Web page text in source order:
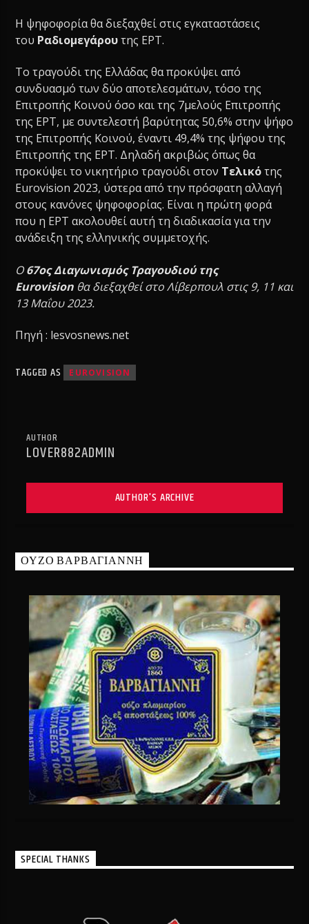
Η ψηφοφορία θα διεξαχθεί στις εγκαταστάσεις
του Ραδιομεγάρουτης ΕΡΤ.
Το τραγούδι της Ελλάδας θα προκύψει από
συνδυασμό των δύο αποτελεσμάτων, τόσο της
Επιτροπής Κοινού όσο και της 7μελούς Επιτροπής
της ΕΡΤ, με συντελεστή βαρύτητας 50,6% στην ψήφο
της Επιτροπής Κοινού, έναντι 49,4% της ψήφου της
Επιτροπής της ΕΡΤ. Δηλαδή ακριβώς όπως θα
προκύψει το νικητήριο τραγούδι στον Τελικότης
Εurovision 2023, ύστερα από την πρόσφατη αλλαγή
στους κανόνες ψηφοφορίας. Είναι η πρώτη φορά
που η ΕΡΤ ακολουθεί αυτή τη διαδικασία για την
ανάδειξη της ελληνικής συμμετοχής.
Ο67ος Διαγωνισμός Τραγουδιού της
Eurovision θα διεξαχθεί στο Λίβερπουλ στις 9, 11 και
13 Μαΐου 2023.
Πηγή : lesvosnews.net
TAGGED AS EUROVISION
AUTHOR
LOVER882ADMIN
AUTHOR'S ARCHIVE
ΟΥΖΟ ΒΑΡΒΑΓΙΑΝΝΗ
SPECIAL THANKS